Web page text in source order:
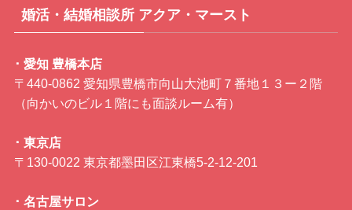
婚活・結婚相談所 アクア・マースト
･ 愛知 豊橋本店
〒440-0862 愛知県豊橋市向山大池町７番地１３ー２階
（向かいのビル１階にも面談ルーム有）
･ 東京店
〒130-0022 東京都墨田区江東橋5-2-12-201
･ 名古屋サロン